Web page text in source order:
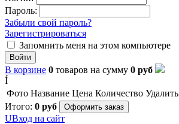
Пароль:
Забыли свой пароль?
Зарегистрироваться
Запомнить меня на этом компьютере
Войти
В корзине 0 товаров на сумму 0 руб
Í
Фото Название Цена Количество Удалить
Итого: 0 руб Оформить заказ
UВход на сайт